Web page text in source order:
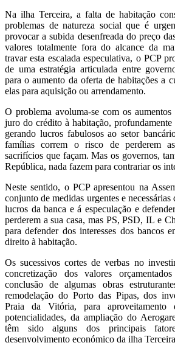
Na ilha Terceira, a falta de habitação
problemas de natureza social que é
provocar a subida desenfreada do preço
valores totalmente fora do alcance da
travar esta escalada especulativa, o PCP
de uma estratégia articulada entre
para o aumento da oferta de habitações a
elas para aquisição ou arrendamento.
O problema avoluma-se com os aumentos
juro do crédito à habitação,
gerando lucros fabulosos ao setor
famílias correm o risco de perderem
sacrifícios que façam. Mas os governos,
República, nada fazem para contrariar os
Neste sentido, o PCP apresentou na
conjunto de medidas urgentes e
lucros da banca e á especulação e
perderem a sua casa, mas PS, PSD, IL e
para defender dos interesses dos bancos
direito à habitação.
Os sucessivos cortes de verbas no
concretização dos valores
conclusão de algumas obras
remodelação do Porto das Pipas, dos
Praia da Vitória, para aproveitamento
potencialidades, da ampliação do
têm sido alguns dos principais
desenvolvimento económico da ilha